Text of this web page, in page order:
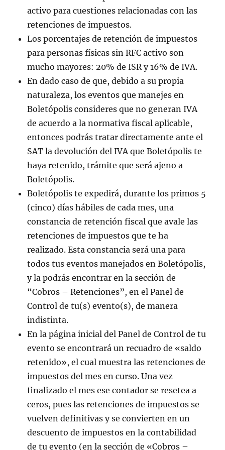
activo para cuestiones relacionadas con las
retenciones de impuestos.
Los porcentajes de retención de impuestos
para personas físicas sin RFC activo son
mucho mayores: 20% de ISR y 16% de IVA.
En dado caso de que, debido a su propia
naturaleza, los eventos que manejes en
Boletópolis consideres que no generan IVA
de acuerdo a la normativa fiscal aplicable,
entonces podrás tratar directamente ante el
SAT la devolución del IVA que Boletópolis te
haya retenido, trámite que será ajeno a
Boletópolis.
Boletópolis te expedirá, durante los primos 5
(cinco) días hábiles de cada mes, una
constancia de retención fiscal que avale las
retenciones de impuestos que te ha
realizado. Esta constancia será una para
todos tus eventos manejados en Boletópolis,
y la podrás encontrar en la sección de
“Cobros – Retenciones”, en el Panel de
Control de tu(s) evento(s), de manera
indistinta.
En la página inicial del Panel de Control de tu
evento se encontrará un recuadro de «saldo
retenido», el cual muestra las retenciones de
impuestos del mes en curso. Una vez
finalizado el mes ese contador se resetea a
ceros, pues las retenciones de impuestos se
vuelven definitivas y se convierten en un
descuento de impuestos en la contabilidad
de tu evento (en la sección de «Cobros –